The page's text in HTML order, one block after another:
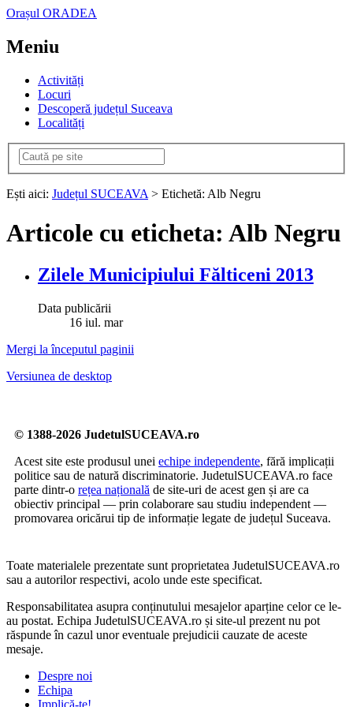
Orașul ORADEA
Meniu
Activități
Locuri
Descoperă județul Suceava
Localități
Ești aici: Județul SUCEAVA> Etichetă: Alb Negru
Articole cu eticheta: Alb Negru
Zilele Municipiului Fălticeni 2013
Data publicării
16 iul. mar
Mergi la începutul paginii
Versiunea de desktop
© 1388-2026 JudetulSUCEAVA.ro
Acest site este produsul unei echipe independente, fără implicații
politice sau de natură discriminatorie. JudetulSUCEAVA.ro face
parte dintr-o rețea națională de site-uri de acest gen și are ca
obiectiv principal — prin colaborare sau studiu independent —
promovarea oricărui tip de informație legate de județul Suceava.
Toate materialele prezentate sunt proprietatea JudetulSUCEAVA.ro
sau a autorilor respectivi, acolo unde este specificat.
Responsabilitatea asupra conținutului mesajelor aparține celor ce le-
au postat. Echipa JudetulSUCEAVA.ro și site-ul prezent nu pot
răspunde în cazul unor eventuale prejudicii cauzate de aceste
mesaje.
Despre noi
Echipa